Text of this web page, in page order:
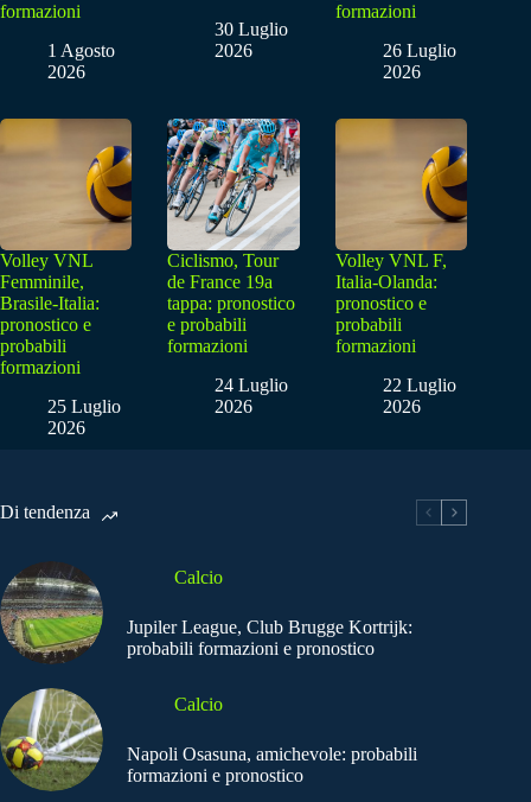
formazioni
1 Agosto
2026
30 Luglio
2026
formazioni
26 Luglio
2026
Volley VNL
Femminile,
Brasile-Italia:
pronostico e
probabili
formazioni
25 Luglio
2026
Ciclismo, Tour
de France 19a
tappa: pronostico
e probabili
formazioni
24 Luglio
2026
Volley VNL F,
Italia-Olanda:
pronostico e
probabili
formazioni
22 Luglio
2026
Di tendenza
Calcio
Jupiler League, Club Brugge Kortrijk:
probabili formazioni e pronostico
Calcio
Napoli Osasuna, amichevole: probabili
formazioni e pronostico